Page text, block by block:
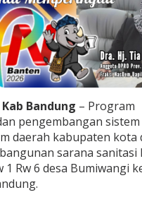
a
B
u
m
i
w
a
g
i
Kab Bandung – Program
pengembangan
daerah kabupaten kota
sarana sanitasi
1 Rw 6 desa Bumiwangi